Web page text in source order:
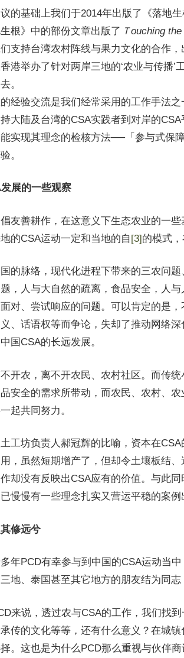
的基础上我们于2014年出版了《落地
生根》中的部份文章出版了 Ｔouching
支持台湾农村阵线与果力文化的合作
港举办了针对两岸三地的‘农业与传播
。
经验交流是我们经常采用的工作手法
大陆及台湾的CSA实践者到对岸的
实现其理念的检核方法──「参与式保
。
展的一些观察
友善耕作，在这意义下生态农业的一
的CSA运动一定和当地的自[3]的模式
的脉络，现代化进程下带来的三农问
，人与大自然的疏离，食品安全，人
对、尝试响应的问题。可以肯定的是
、话语权等而争论，失却了推动网络
国CSA的长远发展。
开农，离不开农民、农村社区。而传
安全的需求所带动，而农民、农村、
起共同努力。
工坊负责人郝冠辉的比喻，资本在
，虽然短期增产了，但却令土壤板结
却没有反映出CSA应有的价值。与此
慢慢有一些理念扎实又营运平稳的案
修远兮
年PCD有幸参与到中国的CSA运动当
地、泰国甚至其它地方的朋友结为同志
来说，透过农与CSA的工作，我们找
传的文化等等，还有什么意义？在城
。这也是为什么PCD那么重视与伙伴